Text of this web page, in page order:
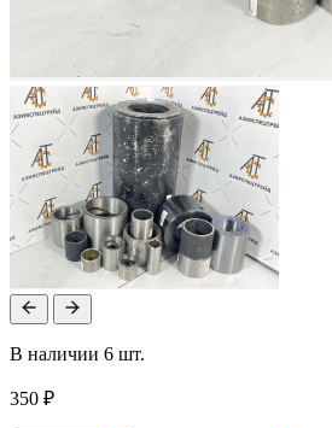
В наличии 6 шт.
350 ₽